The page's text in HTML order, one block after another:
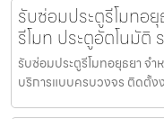
รับซ่อมประตูรีโมทอ
รีโมท ประตูอัตโนมัติ
รับซ่อมประตูรีโมทอยุธยา จำ
บริการแบบครบวงจร ติดตั้ง